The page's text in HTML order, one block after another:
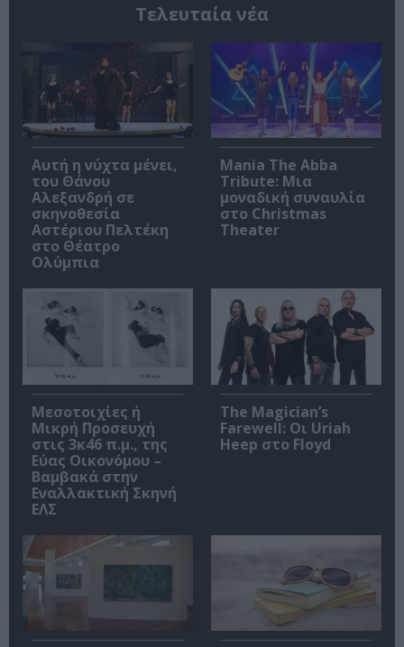
Τελευταία νέα
Αυτή η νύχτα μένει,
του Θάνου
Αλεξανδρή σε
σκηνοθεσία
Αστέριου Πελτέκη
στο Θέατρο
Ολύμπια
Mania The Abba
Tribute: Μια
μοναδική συναυλία
στο Christmas
Theater
Μεσοτοιχίες ή
Μικρή Προσευχή
στις 3κ46 π.μ., της
Εύας Οικονόμου –
Βαμβακά στην
Εναλλακτική Σκηνή
ΕΛΣ
The Magician’s
Farewell: Οι Uriah
Heep στο Floyd